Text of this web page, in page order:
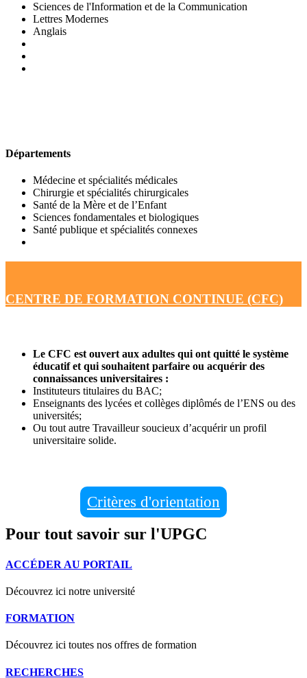
Sciences de l'Information et de la Communication
Lettres Modernes
Anglais
Départements
Médecine et spécialités médicales
Chirurgie et spécialités chirurgicales
Santé de la Mère et de l’Enfant
Sciences fondamentales et biologiques
Santé publique et spécialités connexes
CENTRE DE FORMATION CONTINUE (CFC)
Le CFC est ouvert aux adultes qui ont quitté le système
éducatif et qui souhaitent parfaire ou acquérir des
connaissances universitaires :
Instituteurs titulaires du BAC;
Enseignants des lycées et collèges diplômés de l’ENS ou des
universités;
Ou tout autre Travailleur soucieux d’acquérir un profil
universitaire solide.
Critères d'orientation
Pour tout savoir sur l'UPGC
ACCÉDER AU PORTAIL
Découvrez ici notre université
FORMATION
Découvrez ici toutes nos offres de formation
RECHERCHES